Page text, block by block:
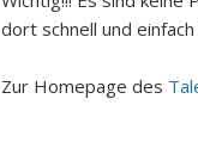
dort schnell und
Zur Homepage des